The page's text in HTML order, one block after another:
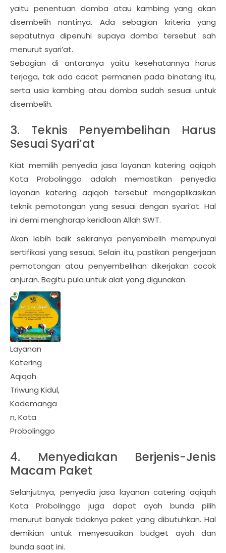
yaitu penentuan domba atau kambing yang akan
disembelih nantinya. Ada sebagian kriteria yang
sepatutnya dipenuhi supaya domba tersebut sah
menurut syari’at.
Sebagian di antaranya yaitu kesehatannya harus
terjaga, tak ada cacat permanen pada binatang itu,
serta usia kambing atau domba sudah sesuai untuk
disembelih.
3. Teknis Penyembelihan Harus
Sesuai Syari’at
Kiat memilih penyedia jasa layanan katering aqiqoh
Kota Probolinggo adalah memastikan penyedia
layanan katering aqiqoh tersebut mengaplikasikan
teknik pemotongan yang sesuai dengan syari’at. Hal
ini demi mengharap keridloan Allah SWT.
Akan lebih baik sekiranya penyembelih mempunyai
sertifikasi yang sesuai. Selain itu, pastikan pengerjaan
pemotongan atau penyembelihan dikerjakan cocok
anjuran. Begitu pula untuk alat yang digunakan.
Layanan
Katering
Aqiqoh
Triwung Kidul,
Kademanga
n, Kota
Probolinggo
4. Menyediakan Berjenis-Jenis
Macam Paket
Selanjutnya, penyedia jasa layanan catering aqiqah
Kota Probolinggo juga dapat ayah bunda pilih
menurut banyak tidaknya paket yang dibutuhkan. Hal
demikian untuk menyesuaikan budget ayah dan
bunda saat ini.